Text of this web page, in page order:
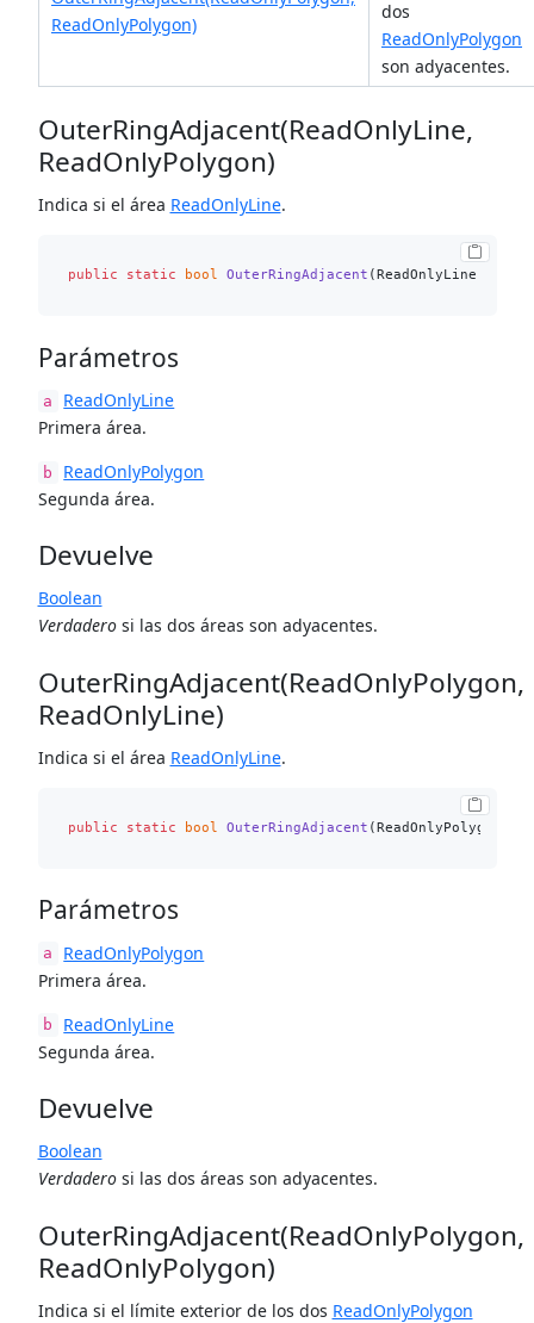
ReadOnlyPolygon)
dos
ReadOnlyPolygon
son adyacentes.
OuterRingAdjacent(ReadOnlyLine,
ReadOnlyPolygon)
Indica si el área ReadOnlyLine.
public static bool OuterRingAdjacent ( ReadOnlyLine a,
Parámetros
a
ReadOnlyLine
Primera área.
b
ReadOnlyPolygon
Segunda área.
Devuelve
Boolean
Verdaderosi las dos áreas son adyacentes.
OuterRingAdjacent(ReadOnlyPolygon,
ReadOnlyLine)
Indica si el área ReadOnlyLine.
public static bool OuterRingAdjacent (ReadOnlyPolygon a,
Parámetros
a
ReadOnlyPolygon
Primera área.
b
ReadOnlyLine
Segunda área.
Devuelve
Boolean
Verdaderosi las dos áreas son adyacentes.
OuterRingAdjacent(ReadOnlyPolygon,
ReadOnlyPolygon)
Indica si el límite exterior de los dos ReadOnlyPolygon